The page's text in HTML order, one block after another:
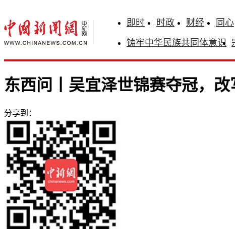
即时 时政 财经 同心
铸牢中华民族共同体意识
东西问丨吴宜泽世锦赛夺冠，
分享到：